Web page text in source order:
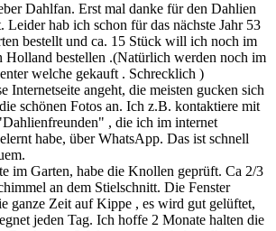
Dahlfan. Erst mal danke für den Dahlien
Leider hab ich schon für das nächste Jahr 53
bestellt und ca. 15 Stück will ich noch im
Holland bestellen .(Natürlich werden noch im
welche gekauft . Schrecklich )
Internetseite angeht, die meisten gucken sich
schönen Fotos an. Ich z.B. kontaktiere mit
, die ich im internet
habe, über WhatsApp. Das ist schnell
im Garten, habe die Knollen geprüft. Ca 2/3
an dem Stielschnitt. Die Fenster
ganze Zeit auf Kippe , es wird gut gelüftet,
jeden Tag. Ich hoffe 2 Monate halten die